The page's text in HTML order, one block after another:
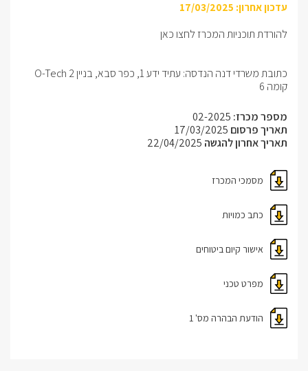
עדכון אחרון: 17/03/2025
להורדת תוכניות המכרז לחצו כאן
כתובת משרדי דנה הנדסה: עתיד ידע 1, כפר סבא, בניין O-Tech 2
קומה 6
מספר מכרז: 02-2025
תאריך פרסום 17/03/2025
תאריך אחרון להגשה 22/04/2025
מסמכי המכרז
כתב כמויות
אישור קיום ביטוחים
מפרט טכני
הודעת הבהרה מס' 1